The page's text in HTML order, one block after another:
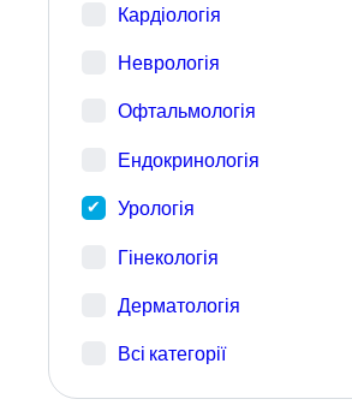
Кардіологія
Неврологія
Офтальмологія
Ендокринологія
Урологія
Гінекологія
Дерматологія
Всі категорії